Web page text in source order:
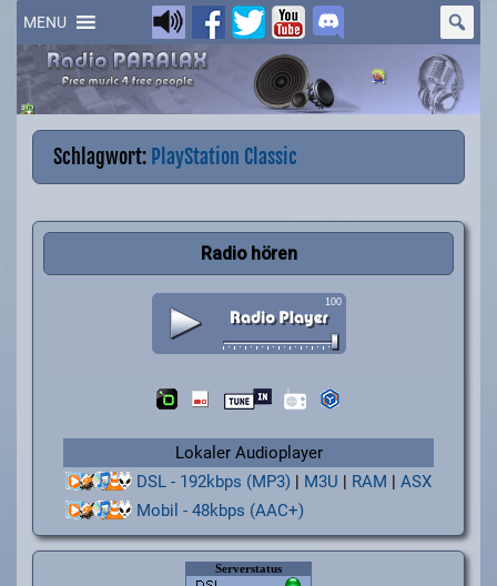
Skip
content
MENU
Schlagwort: PlayStation Classic
Radio hören
Lokaler Audioplayer
DSL - 192kbps (MP3) | M3U | RAM | ASX
Mobil - 48kbps (AAC+)